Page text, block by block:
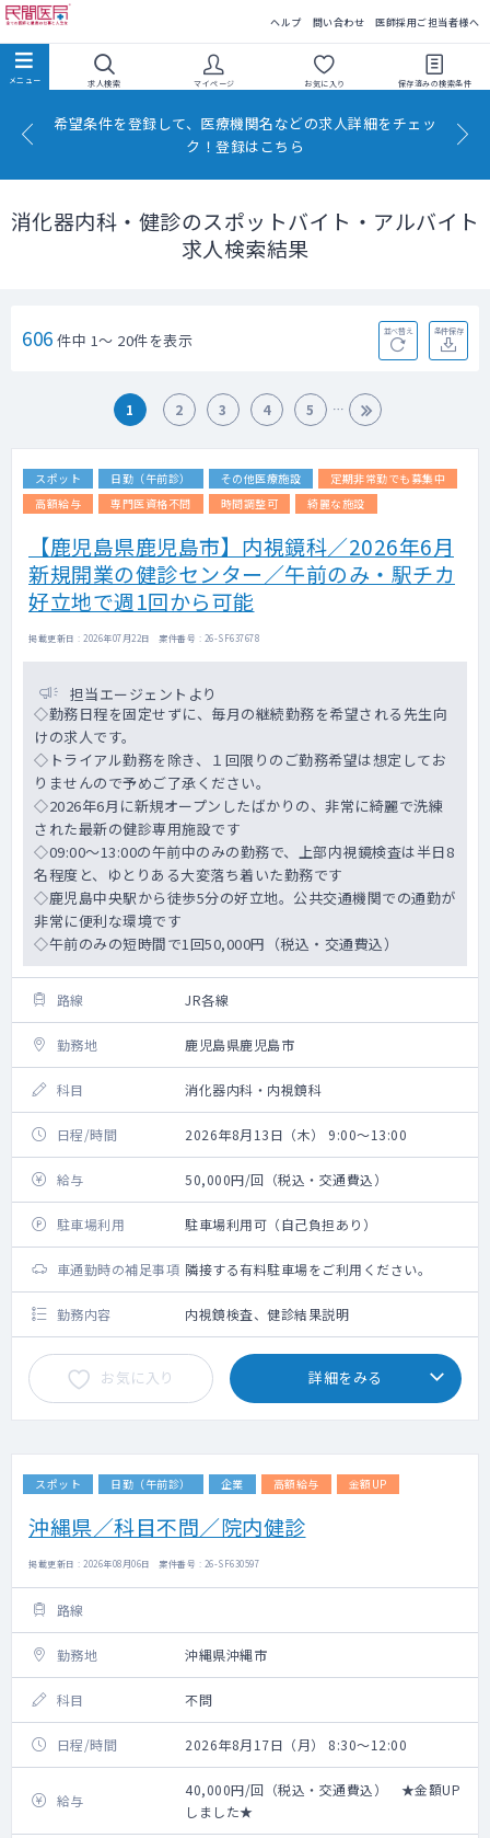
ヘルプ 問い合わせ 医師採用ご担当者様へ
求人検索 マイページ お気に入り 保存済みの検索条件
希望条件を登録して、医療機関名などの求人詳細をチェッ
ク！登録はこちら
消化器内科・健診のスポットバイト・アルバイト
求人検索結果
606 件中 1～ 20件を表示 並べ替え 条件保存
1 2 3 4 5
スポット 日勤（午前診） その他医療施設
定期非常勤でも募集中
高額給与
専門医資格不問 時間調整可 綺麗な施設
【鹿児島県鹿児島市】内視鏡科／2026年6月
新規開業の健診センター／午前のみ・駅チカ
好立地で週1回から可能
掲載更新日 : 2026年07月22日 案件番号 : 26-SF637678
担当エージェントより
◇勤務日程を固定せずに、毎月の継続勤務を希望される先生向
けの求人です。
◇トライアル勤務を除き、１回限りのご勤務希望は想定してお
りませんので予めご了承ください。
◇2026年6月に新規オープンしたばかりの、非常に綺麗で洗練
された最新の健診専用施設です
◇09:00～13:00の午前中のみの勤務で、上部内視鏡検査は半日8
名程度と、ゆとりある大変落ち着いた勤務です
◇鹿児島中央駅から徒歩5分の好立地。公共交通機関での通勤が
非常に便利な環境です
◇午前のみの短時間で1回50,000円（税込・交通費込）
路線 JR各線
勤務地 鹿児島県鹿児島市
科目 消化器内科・内視鏡科
日程/時間 2026年8月13日（木） 9:00～13:00
給与 50,000円/回（税込・交通費込）
駐車場利用 駐車場利用可（自己負担あり）
車通勤時の補足事項 隣接する有料駐車場をご利用ください。
勤務内容 内視鏡検査、健診結果説明
お気に入り 詳細をみる
スポット 日勤（午前診） 企業 高額給与 金額UP
沖縄県／科目不問／院内健診
掲載更新日 : 2026年08月06日 案件番号 : 26-SF630597
路線
勤務地 沖縄県沖縄市
科目 不問
日程/時間 2026年8月17日（月） 8:30～12:00
給与
40,000円/回（税込・交通費込） ★金額UP
しました★